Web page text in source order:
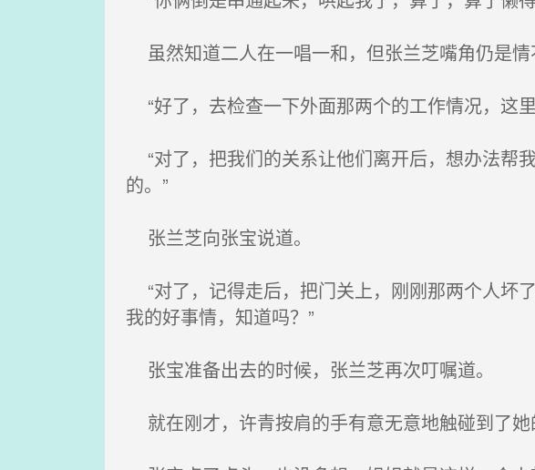
虽然知道二人在一唱一和，但张兰芝嘴角仍是情
“好了，去检查一下外面那两个的工作情况，这
“对了，把我们的关系让他们离开后，想办法帮
的。”
张兰芝向张宝说道。
“对了，记得走后，把门关上，刚刚那两个人坏
我的好事情，知道吗？”
张宝准备出去的时候，张兰芝再次叮嘱道。
就在刚才，许青按肩的手有意无意地触碰到了她